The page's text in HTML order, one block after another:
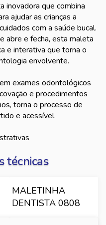
inovadora que combina
ajudar as crianças a
com a saúde bucal.
abre e fecha, esta maleta
e interativa que torna o
envolvente.
exames odontológicos
e procedimentos
torna o processo de
e acessível.
técnicas
MALETINHA
DENTISTA 0808